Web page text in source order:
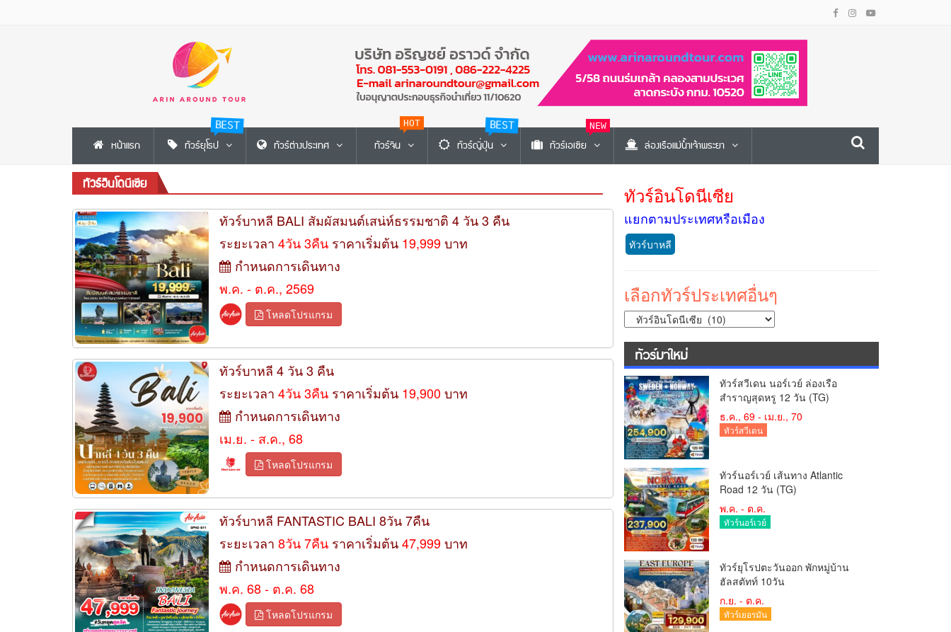
หน้าแรก ทัวร์ยุโรป
BEST
ทัวร์ต่างประเทศ ทัวร์จีน
HOT
ทัวร์ญี่ปุ่น
BEST
ทัวร์เอเซีย
NEW
ล่องเรือแม่น้ำเจ้าพระยา
ทัวร์อินโดนีเซีย
ทัวร์บาหลี BALI สัมผัสมนต์เสน่ห์ธรรมชาติ 4 วัน 3 คืน
ระยะเวลา4วัน 3คืน ราคาเริ่มต้น 19,999บาท
กำหนดการเดินทาง
พ.ค. - ต.ค., 2569
โหลดโปรแกรม
ทัวร์บาหลี 4 วัน 3 คืน
ระยะเวลา4วัน 3คืน ราคาเริ่มต้น 19,900บาท
กำหนดการเดินทาง
เม.ย. - ส.ค., 68
โหลดโปรแกรม
ทัวร์บาหลี FANTASTIC BALI 8วัน 7คืน
ระยะเวลา8วัน 7คืน ราคาเริ่มต้น47,999บาท
กำหนดการเดินทาง
พ.ค. 68 - ต.ค. 68
โหลดโปรแกรม
ทัวร์อินโดนีเซีย
แยกตามประเทศหรือเมือง
ทัวร์บาหลี
เลือกทัวร์ประเทศอื่นๆ
ทัวร์มาใหม่
ทัวร์สวีเดน นอร์เวย์ ล่องเรือ
สำราญสุดหรู 12 วัน (TG)
ธ.ค., 69 - เม.ย., 70
ทัวร์สวีเดน
ทัวร์นอร์เวย์ เส้นทาง Atlantic
Road 12 วัน (TG)
พ.ค. - ต.ค.
ทัวร์นอร์เวย์
ทัวร์ยุโรปตะวันออก พักหมู่บ้าน
ฮัลสตัทท์ 10วัน
ก.ย. - ต.ค.
ทัวร์เยอรมัน